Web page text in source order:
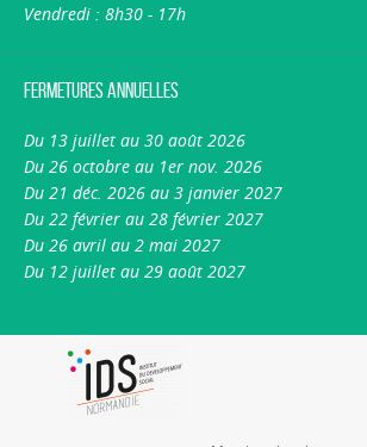
Vendredi : 8h30 - 17h
Fermetures annuelles
Du 13 juillet au 30 août 2026
Du 26 octobre au 1er nov. 2026
Du 21 déc. 2026 au 3 janvier 2027
Du 22 février au 28 février 2027
Du 26 avril au 2 mai 2027
Du 12 juillet au 29 août 2027